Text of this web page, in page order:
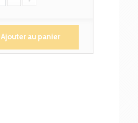
Ajouter au panier